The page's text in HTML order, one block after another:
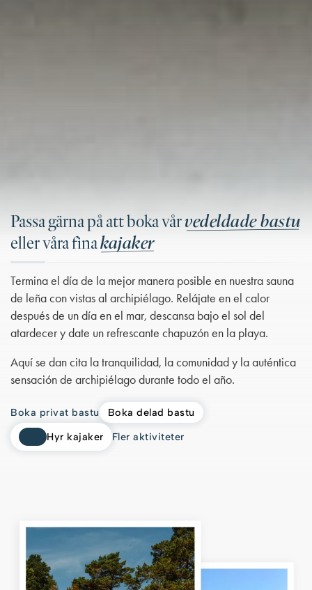
Passa gärna på att boka vårvedeldade bastu
eller våra finakajaker
Termina el día de la mejor manera posible en nuestra sauna
de leña con vistas al archipiélago. Relájate en el calor
después de un día en el mar, descansa bajo el sol del
atardecer y date un refrescante chapuzón en la playa.
Aquí se dan cita la tranquilidad, la comunidad y la auténtica
sensación de archipiélago durante todo el año.
Boka privat bastu
Boka delad bastu
Hyr kajaker
Fler aktiviteter